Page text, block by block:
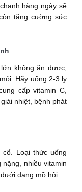
hàng ngày sẽ
tăng cường sức
không ăn được,
Hãy uống 2-3 ly
cấp vitamin C,
nhiệt, bệnh phát
Loại thức uống
nhiều vitamin
dạng mồ hôi.